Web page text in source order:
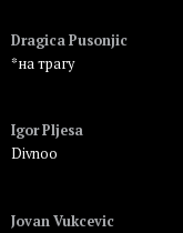
Dragica Pusonjic
*на трагу
Igor Pljesa
Divnoo
Jovan Vukcevic